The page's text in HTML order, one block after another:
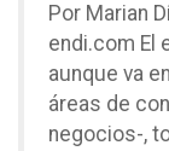
Por Marian
endi.com El
aunque va
áreas de
negocios-,